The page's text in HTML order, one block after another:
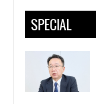
SPECIAL